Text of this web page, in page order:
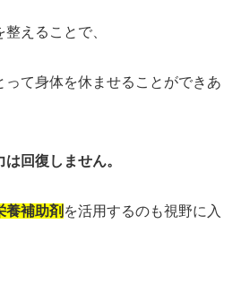
えることで、
って身体を休ませることができあ
は回復しません。
養補助剤 を活用するのも視野に入